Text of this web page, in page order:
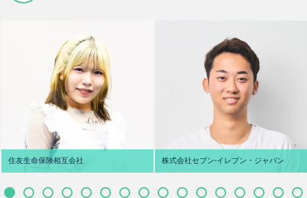
住友生命保険相互会社
宮崎県立延岡商業高校
株式会社セブン‐イレブン・ジャパン
大阪府 四天王寺東高校